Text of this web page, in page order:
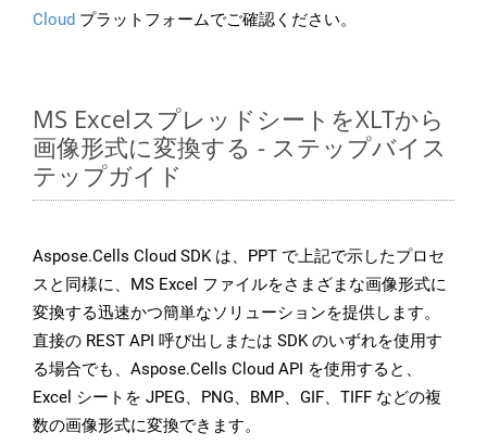
Cloud プラットフォームでご確認ください。
MS ExcelスプレッドシートをXLTから
画像形式に変換する - ステップバイス
テップガイド
Aspose.Cells Cloud SDK は、PPT で上記で示したプロセ
スと同様に、MS Excel ファイルをさまざまな画像形式に
変換する迅速かつ簡単なソリューションを提供します。
直接の REST API 呼び出しまたは SDK のいずれを使用す
る場合でも、Aspose.Cells Cloud API を使用すると、
Excel シートを JPEG、PNG、BMP、GIF、TIFF などの複
数の画像形式に変換できます。